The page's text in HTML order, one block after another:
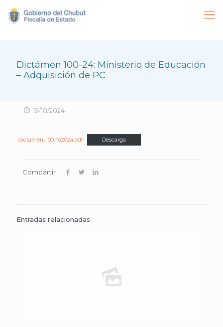
Dictámen 100-24: Ministerio de Educación
– Adquisición de PC
19/10/2024
dictamen_100_fe2024.pdf Descarga
Compartir
Entradas relacionadas